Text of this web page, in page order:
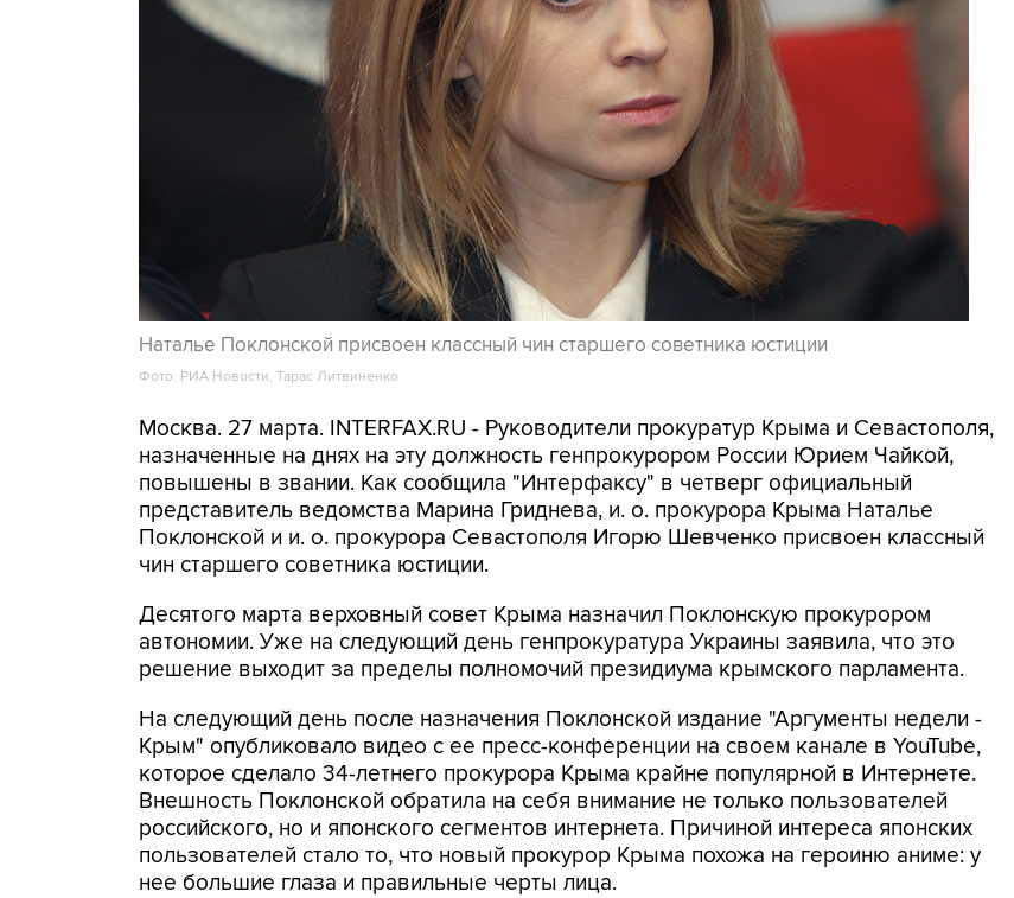
Наталье Поклонской присвоен классный чин старшего советника юстиции
Фото: РИА Новости, Тарас Литвиненко
Москва. 27 марта. INTERFAX.RU - Руководители прокуратур Крыма и Севастополя,
назначенные на днях на эту должность генпрокурором России Юрием Чайкой,
повышены в звании. Как сообщила "Интерфаксу" в четверг официальный
представитель ведомства Марина Гриднева, и. о. прокурора Крыма Наталье
Поклонской и и. о. прокурора Севастополя Игорю Шевченко присвоен классный
чин старшего советника юстиции.
Десятого марта верховный совет Крыма назначил Поклонскую прокурором
автономии. Уже на следующий день генпрокуратура Украины заявила, что это
решение выходит за пределы полномочий президиума крымского парламента.
На следующий день после назначения Поклонской издание "Аргументы недели -
Крым" опубликовало видео с ее пресс-конференции на своем канале в YouTube,
которое сделало 34-летнего прокурора Крыма крайне популярной в Интернете.
Внешность Поклонской обратила на себя внимание не только пользователей
российского, но и японского сегментов интернета. Причиной интереса японских
пользователей стало то, что новый прокурор Крыма похожа на героиню аниме: у
нее большие глаза и правильные черты лица.